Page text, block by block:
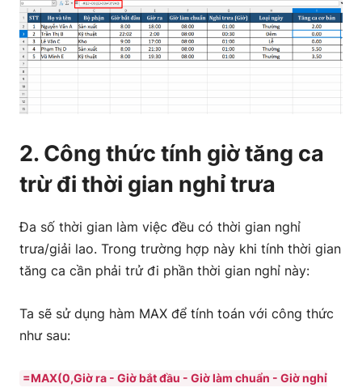
2. Công thức tính giờ tăng ca
trừ đi thời gian nghỉ trưa
Đa số thời gian làm việc đều có thời gian nghỉ
trưa/giải lao. Trong trường hợp này khi tính thời gian
tăng ca cần phải trử đi phần thời gian nghỉ này:
Ta sẽ sử dụng hàm MAX để tính toán với công thức
như sau:
=MAX(0,Giờ ra - Giờ bắt đầu - Giờ làm chuẩn - Giờ nghỉ